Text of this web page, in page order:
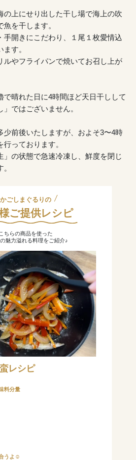
の上にせり出した干し場で海上の吹
を干します。
手開きにこだわり、１尾１枚愛情込
す。
ルやフライパンで焼いてお召し上が
晴れた日に4時間ほど天日干しして
ではございません。
少前後いたしますが、およそ3〜4時
っております。
」の状態で急速冷凍し、鮮度を閉じ
かごしまぐるりの
ご提供レシピ
こちらの商品を使った
魅力溢れる料理をご紹介♪
レシピ
料分量
うよ☺️